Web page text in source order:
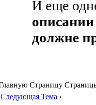
И еще
должне
Следующая Тема ›